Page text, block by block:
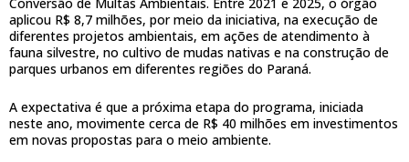
aplicou R$ 8,7 milhões, por meio da iniciativa, na execução de
diferentes projetos ambientais, em ações de atendimento à
fauna silvestre, no cultivo de mudas nativas e na construção de
parques urbanos em diferentes regiões do Paraná.
A expectativa é que a próxima etapa do programa, iniciada
neste ano, movimente cerca de R$ 40 milhões em investimentos
em novas propostas para o meio ambiente.